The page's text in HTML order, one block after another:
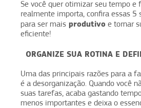
Se você quer otimizar seu tempo e
realmente importa, confira essas 5
para ser mais produtivo e tornar
eficiente!
ORGANIZE SUA ROTINA E
Uma das principais razões para a
é a desorganização. Quando você
suas tarefas, acaba gastando
menos importantes e deixa o